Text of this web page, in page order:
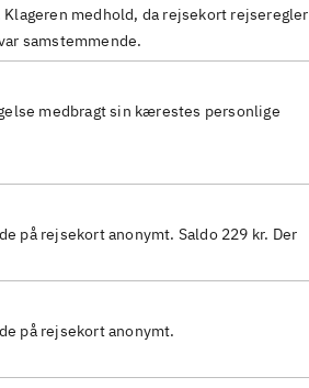
medhold, da rejsekort rejseregler
samstemmende.
medbragt sin kærestes personlige
på rejsekort anonymt. Saldo 229 kr. Der
på rejsekort anonymt.